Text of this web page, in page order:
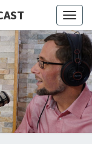
IST
Und
– Der
Zur
Und